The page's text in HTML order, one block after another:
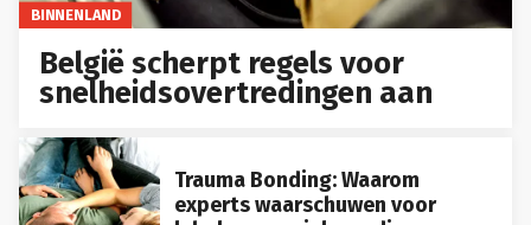
BINNENLAND
België scherpt regels voor
snelheidsovertredingen aan
Trauma Bonding: Waarom
experts waarschuwen voor